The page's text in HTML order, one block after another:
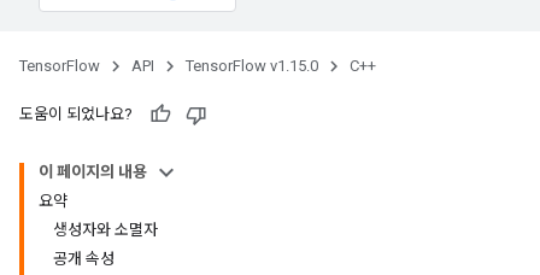
TensorFlow API TensorFlow v1.15.0 C++
도움이 되었나요?
이 페이지의 내용
요약
생성자와 소멸자
공개 속성